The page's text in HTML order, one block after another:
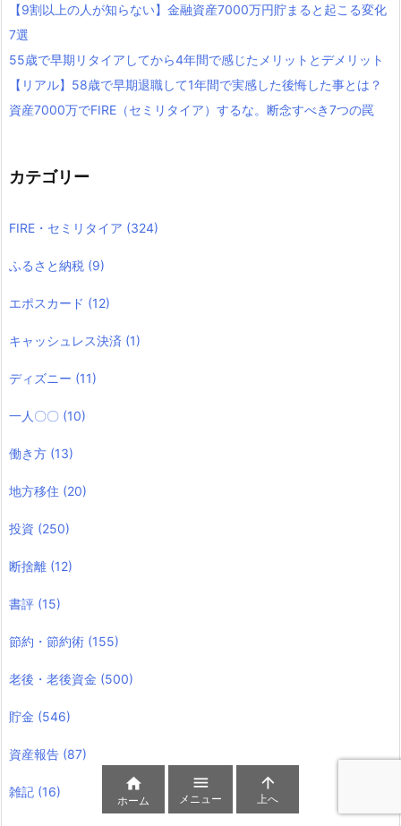
【9割以上の人が知らない】金融資産7000万円貯まると起こる変化
7選
55歳で早期リタイアしてから4年間で感じたメリットとデメリット
【リアル】58歳で早期退職して1年間で実感した後悔した事とは？
資産7000万でFIRE（セミリタイア）するな。断念すべき7つの罠
カテゴリー
FIRE・セミリタイア (324)
ふるさと納税 (9)
エポスカード (12)
キャッシュレス決済 (1)
ディズニー (11)
一人〇〇 (10)
働き方 (13)
地方移住 (20)
投資 (250)
断捨離 (12)
書評 (15)
節約・節約術 (155)
老後・老後資金 (500)
貯金 (546)
資産報告 (87)
雑記 (16) 
ホーム

メニュー

上へ